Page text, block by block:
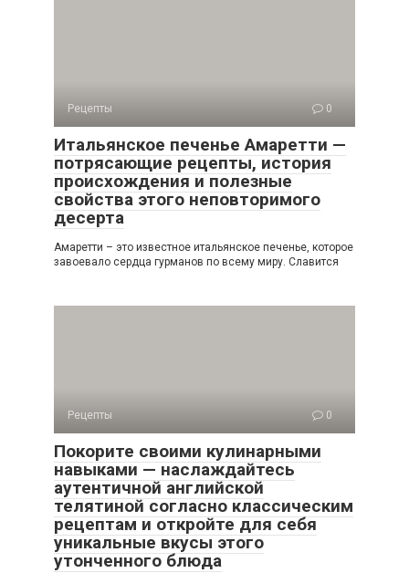
Рецепты 0
Итальянское печенье Амаретти —
потрясающие рецепты, история
происхождения и полезные
свойства этого неповторимого
десерта
Амаретти – это известное итальянское печенье, которое
завоевало сердца гурманов по всему миру. Славится
Рецепты 0
Покорите своими кулинарными
навыками — наслаждайтесь
аутентичной английской
телятиной согласно классическим
рецептам и откройте для себя
уникальные вкусы этого
утонченного блюда